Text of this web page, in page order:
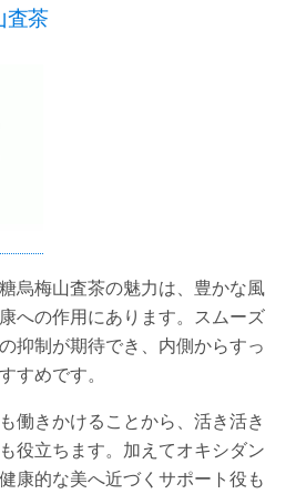
査茶
烏梅山査茶の魅力は、豊かな風
への作用にあります。スムーズ
抑制が期待でき、内側からすっ
すめです。
働きかけることから、活き活き
役立ちます。加えてオキシダン
康的な美へ近づくサポート役も